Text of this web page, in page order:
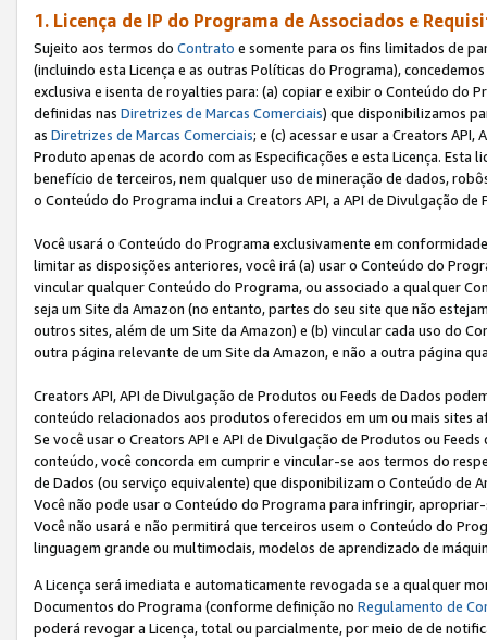
1. Licença de IP do Programa de Associados e
Sujeito aos termos do Contrato e somente para os fins limitados de
(incluindo esta Licença e as outras Políticas do Programa),
exclusiva e isenta de royalties para: (a) copiar e exibir o Conteúdo do
definidas nas Diretrizes de Marcas Comerciais) que disponibilizamos
as Diretrizes de Marcas Comerciais; e (c) acessar e usar a Creators
Produto apenas de acordo com as Especificações e esta Licença.
benefício de terceiros, nem qualquer uso de mineração de dados,
o Conteúdo do Programa inclui a Creators API, a API de Divulgação
Você usará o Conteúdo do Programa exclusivamente em
limitar as disposições anteriores, você irá (a) usar o Conteúdo do
vincular qualquer Conteúdo do Programa, ou associado a qualquer
seja um Site da Amazon (no entanto, partes do seu site que não
outros sites, além de um Site da Amazon) e (b) vincular cada uso do
outra página relevante de um Site da Amazon, e não a outra página
Creators API, API de Divulgação de Produtos ou Feeds de Dados
conteúdo relacionados aos produtos oferecidos em um ou mais sites
Se você usar o Creators API e API de Divulgação de Produtos ou
conteúdo, você concorda em cumprir e vincular-se aos termos do
de Dados (ou serviço equivalente) que disponibilizam o Conteúdo de
Você não pode usar o Conteúdo do Programa para infringir,
Você não usará e não permitirá que terceiros usem o Conteúdo do
linguagem grande ou multimodais, modelos de aprendizado de
A Licença será imediata e automaticamente revogada se a qualquer
Documentos do Programa (conforme definição no Regulamento de
poderá revogar a Licença, total ou parcialmente, por meio de de